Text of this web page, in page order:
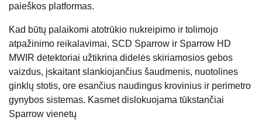
paieškos platformas.
Kad būtų palaikomi atotrūkio nukreipimo ir tolimojo
atpažinimo reikalavimai, SCD Sparrow ir Sparrow HD
MWIR detektoriai užtikrina didelės skiriamosios gebos
vaizdus, ​​​​įskaitant slankiojančius šaudmenis, nuotolines
ginklų stotis, ore esančius naudingus krovinius ir perimetro
gynybos sistemas. Kasmet dislokuojama tūkstančiai
Sparrow vienetų